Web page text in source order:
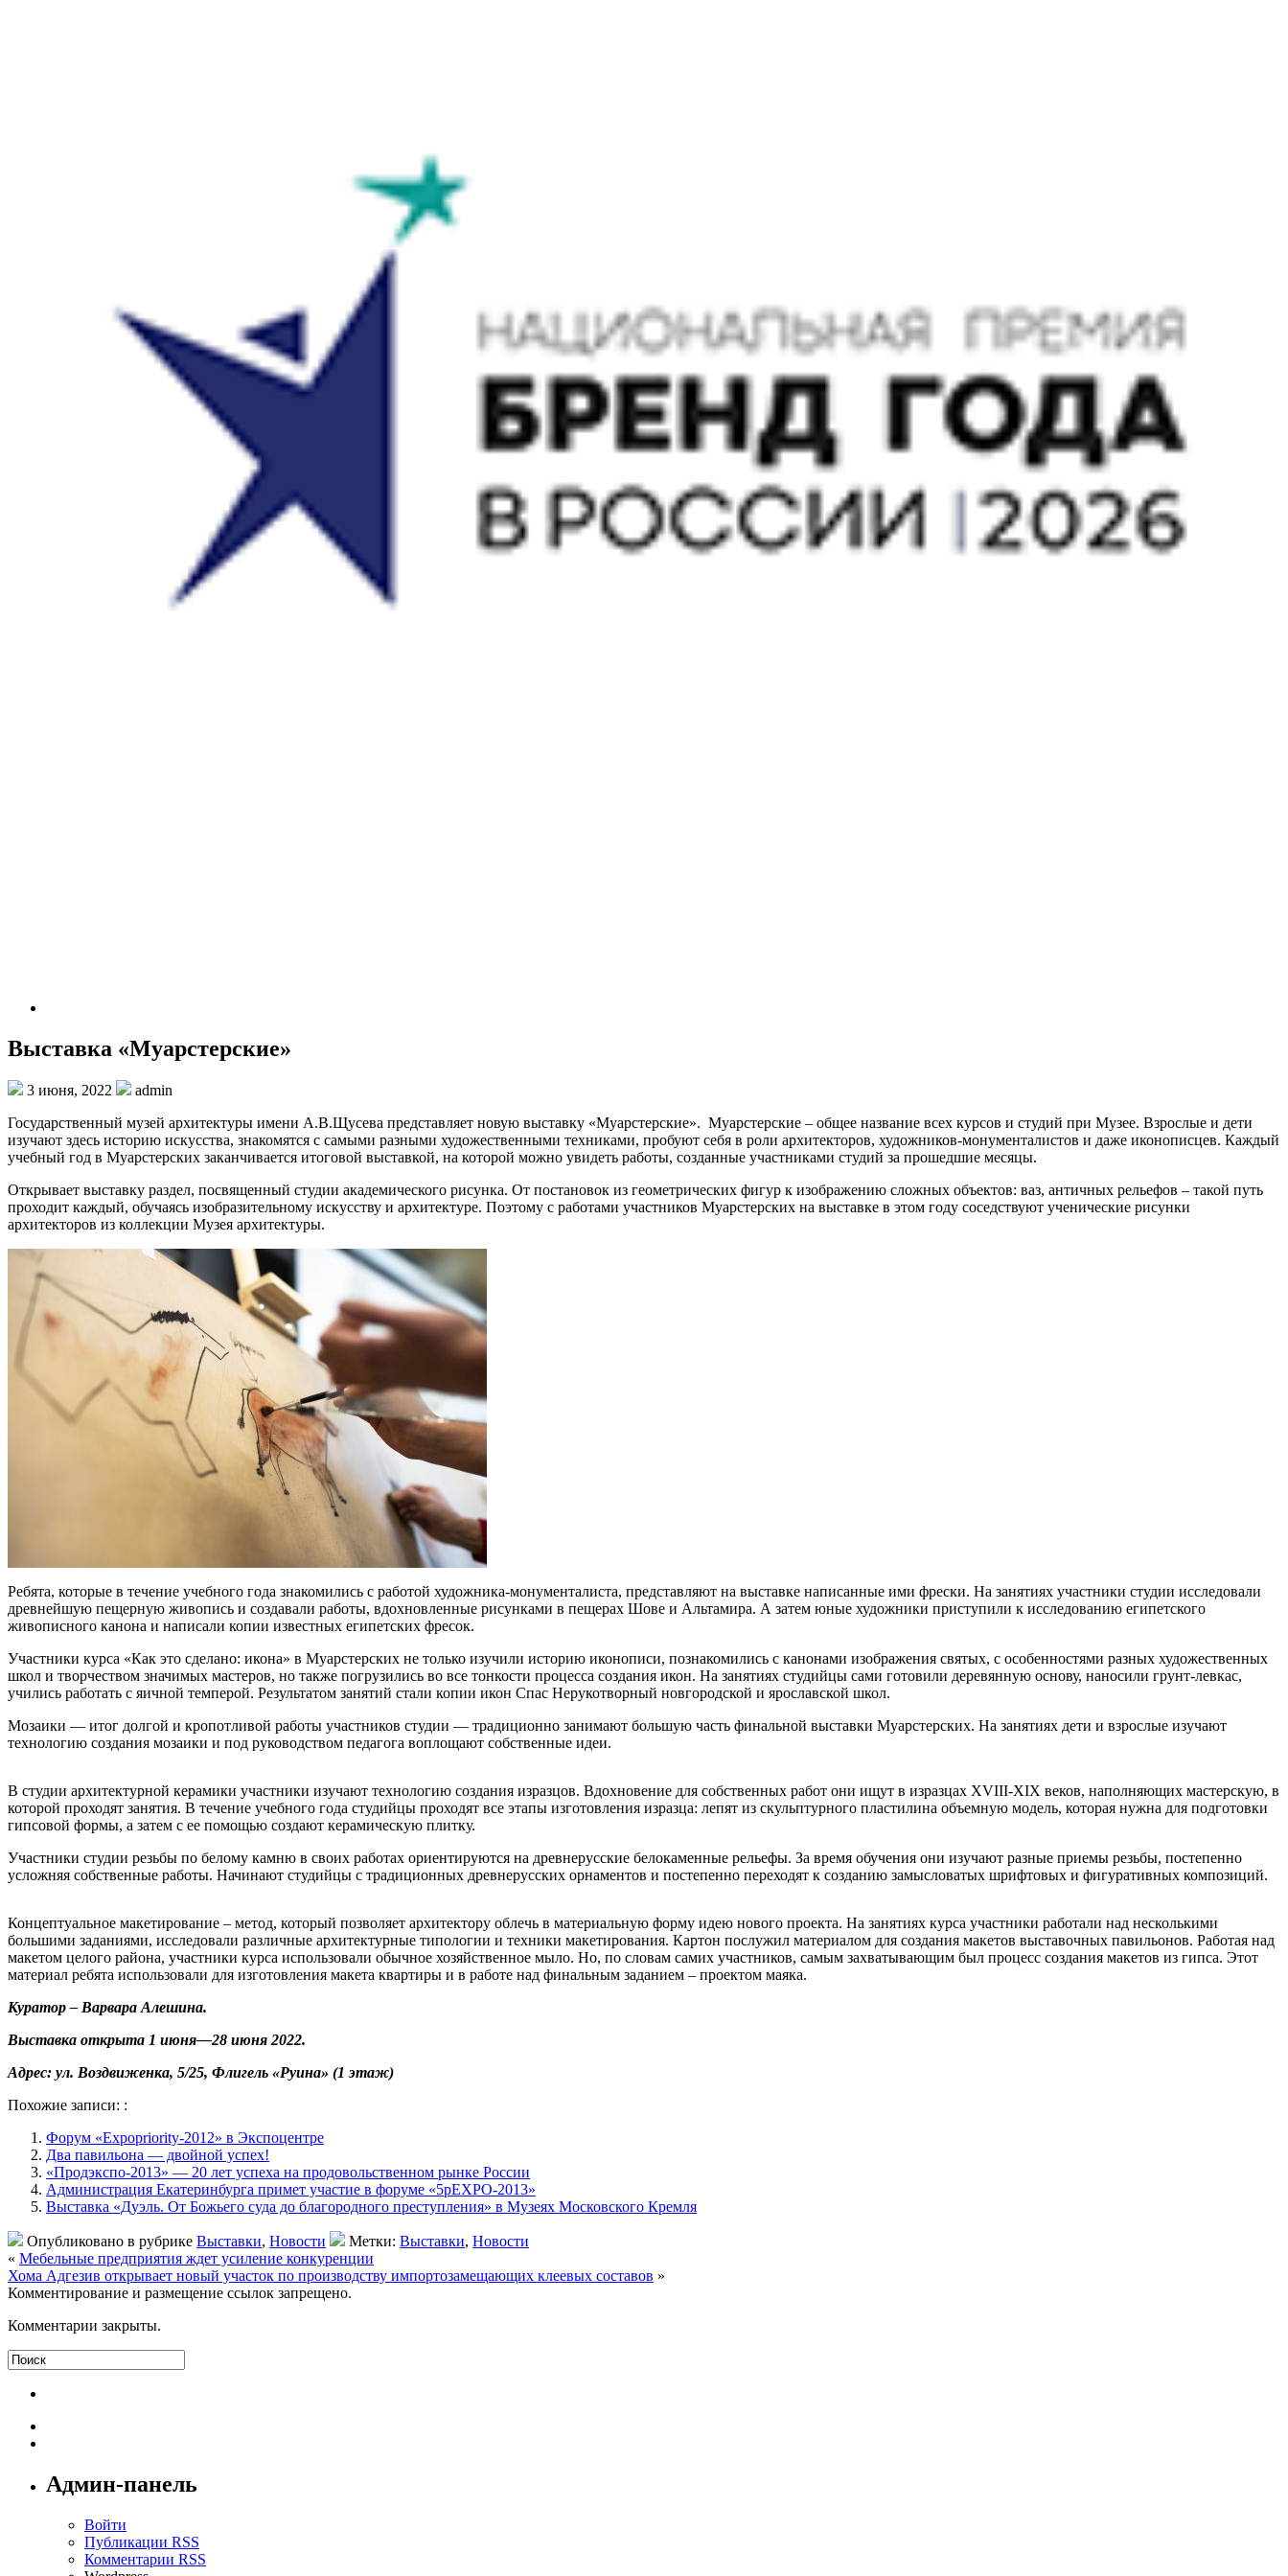
Выставка «Муарстерские»
3 июня, 2022
admin
Государственный музей архитектуры имени А.В.Щусева представляет новую выставку «Муарстерские». Муарстерские – общее название всех курсов и студий при Музее. Взрослые и дети
изучают здесь историю искусства, знакомятся с самыми разными художественными техниками, пробуют себя в роли архитекторов, художников-монументалистов и даже иконописцев. Каждый
учебный год в Муарстерских заканчивается итоговой выставкой, на которой можно увидеть работы, созданные участниками студий за прошедшие месяцы.
Открывает выставку раздел, посвященный студии академического рисунка. От постановок из геометрических фигур к изображению сложных объектов: ваз, античных рельефов – такой путь
проходит каждый, обучаясь изобразительному искусству и архитектуре. Поэтому с работами участников Муарстерских на выставке в этом году соседствуют ученические рисунки
архитекторов из коллекции Музея архитектуры.
Ребята, которые в течение учебного года знакомились с работой художника-монументалиста, представляют на выставке написанные ими фрески. На занятиях участники студии исследовали
древнейшую пещерную живопись и создавали работы, вдохновленные рисунками в пещерах Шове и Альтамира. А затем юные художники приступили к исследованию египетского
живописного канона и написали копии известных египетских фресок.
Участники курса «Как это сделано: икона» в Муарстерских не только изучили историю иконописи, познакомились с канонами изображения святых, с особенностями разных художественных
школ и творчеством значимых мастеров, но также погрузились во все тонкости процесса создания икон. На занятиях студийцы сами готовили деревянную основу, наносили грунт-левкас,
учились работать с яичной темперой. Результатом занятий стали копии икон Спас Нерукотворный новгородской и ярославской школ.
Мозаики — итог долгой и кропотливой работы участников студии — традиционно занимают большую часть финальной выставки Муарстерских. На занятиях дети и взрослые изучают
технологию создания мозаики и под руководством педагога воплощают собственные идеи.
В студии архитектурной керамики участники изучают технологию создания изразцов. Вдохновение для собственных работ они ищут в изразцах XVIII-XIX веков, наполняющих мастерскую, в
которой проходят занятия. В течение учебного года студийцы проходят все этапы изготовления изразца: лепят из скульптурного пластилина объемную модель, которая нужна для подготовки
гипсовой формы, а затем с ее помощью создают керамическую плитку.
Участники студии резьбы по белому камню в своих работах ориентируются на древнерусские белокаменные рельефы. За время обучения они изучают разные приемы резьбы, постепенно
усложняя собственные работы. Начинают студийцы с традиционных древнерусских орнаментов и постепенно переходят к созданию замысловатых шрифтовых и фигуративных композиций.
Концептуальное макетирование – метод, который позволяет архитектору облечь в материальную форму идею нового проекта. На занятиях курса участники работали над несколькими
большими заданиями, исследовали различные архитектурные типологии и техники макетирования. Картон послужил материалом для создания макетов выставочных павильонов. Работая над
макетом целого района, участники курса использовали обычное хозяйственное мыло. Но, по словам самих участников, самым захватывающим был процесс создания макетов из гипса. Этот
материал ребята использовали для изготовления макета квартиры и в работе над финальным заданием – проектом маяка.
Куратор – Варвара Алешина.
Выставка открыта 1 июня—28 июня 2022.
Адрес: ул. Воздвиженка, 5/25, Флигель «Руина» (1 этаж)
Похожие записи: :
Форум «Expopriority-2012» в Экспоцентре
Два павильона — двойной успех!
«Продэкспо-2013» — 20 лет успеха на продовольственном рынке России
Администрация Екатеринбурга примет участие в форуме «5pEXPO-2013»
Выставка «Дуэль. От Божьего суда до благородного преступления» в Музеях Московского Кремля
Опубликовано в рубрике Выставки, Новости Метки: Выставки, Новости
« Мебельные предприятия ждет усиление конкуренции
Хома Адгезив открывает новый участок по производству импортозамещающих клеевых составов »
Комментирование и размещение ссылок запрещено.
Комментарии закрыты.
Админ-панель
Войти
Публикации RSS
Комментарии RSS